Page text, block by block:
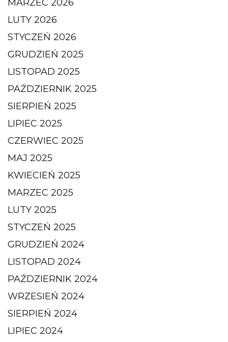
MARZEC 2026
LUTY 2026
STYCZEŃ 2026
GRUDZIEŃ 2025
LISTOPAD 2025
PAŹDZIERNIK 2025
SIERPIEŃ 2025
LIPIEC 2025
CZERWIEC 2025
MAJ 2025
KWIECIEŃ 2025
MARZEC 2025
LUTY 2025
STYCZEŃ 2025
GRUDZIEŃ 2024
LISTOPAD 2024
PAŹDZIERNIK 2024
WRZESIEŃ 2024
SIERPIEŃ 2024
LIPIEC 2024